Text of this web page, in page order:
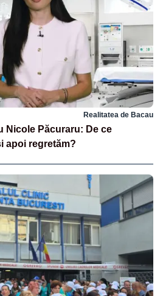
Realitatea de Bacau
Nicole Păcuraru: De ce
apoi regretăm?